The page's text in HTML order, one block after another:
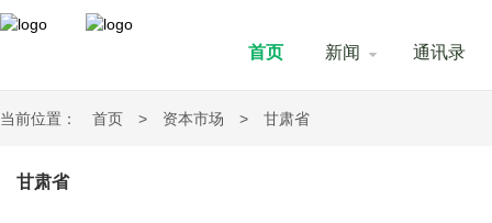
首页 新闻 通讯录
当前位置： 首页 > 资本市场 > 甘肃省
甘肃省